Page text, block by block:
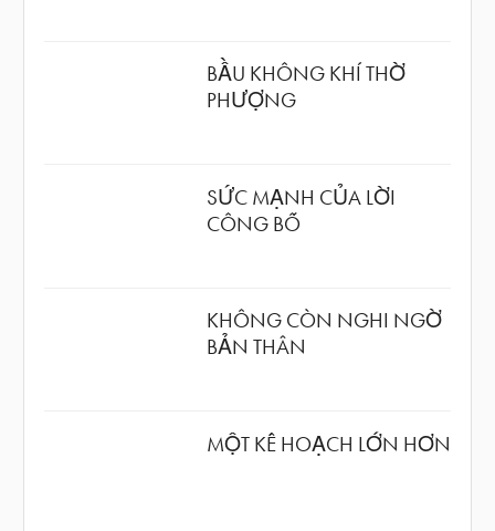
BẦU KHÔNG KHÍ THỜ
PHƯỢNG
SỨC MẠNH CỦA LỜI
CÔNG BỐ
KHÔNG CÒN NGHI NGỜ
BẢN THÂN
MỘT KẾ HOẠCH LỚN HƠN